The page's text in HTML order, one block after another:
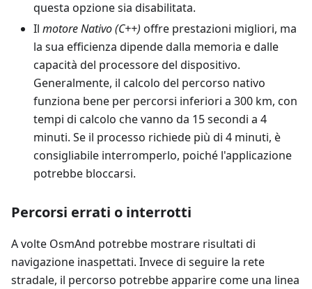
questa opzione sia disabilitata.
Il motore Nativo (C++) offre prestazioni migliori, ma
la sua efficienza dipende dalla memoria e dalle
capacità del processore del dispositivo.
Generalmente, il calcolo del percorso nativo
funziona bene per percorsi inferiori a 300 km, con
tempi di calcolo che vanno da 15 secondi a 4
minuti. Se il processo richiede più di 4 minuti, è
consigliabile interromperlo, poiché l'applicazione
potrebbe bloccarsi.
Percorsi errati o interrotti
A volte OsmAnd potrebbe mostrare risultati di
navigazione inaspettati. Invece di seguire la rete
stradale, il percorso potrebbe apparire come una linea